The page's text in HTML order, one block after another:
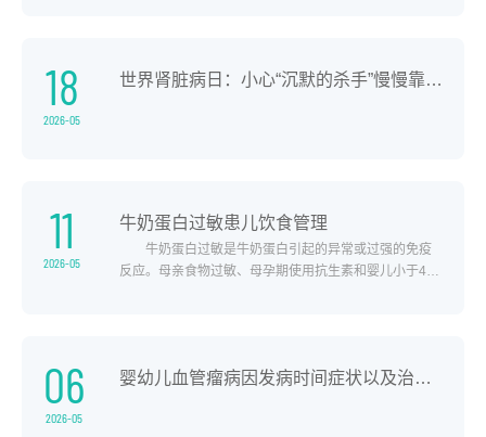
18
2026-05
世界肾脏病日：小心“沉默的杀手”慢慢靠近儿童
11
2026-05
牛奶蛋白过敏患儿饮食管理
牛奶蛋白过敏是牛奶蛋白引起的异常或过强的免疫
反应。母亲食物过敏、母孕期使用抗生素和婴儿小于4月
其制品至少2周，部分..
06
2026-05
婴幼儿血管瘤病因发病时间症状以及治疗方案（全篇）